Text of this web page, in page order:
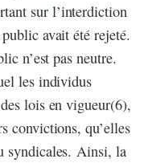
sur l’interdiction
avait été rejeté.
n’est pas neutre.
les individus
lois en vigueur(6),
convictions, qu’elles
syndicales. Ainsi, la